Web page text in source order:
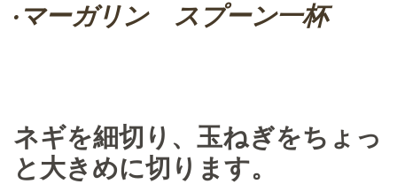
•マーガリン スプーン一杯
ネギを細切り、玉ねぎをちょっ
と大きめに切ります。